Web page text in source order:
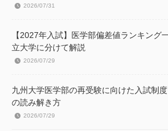
2026/07/31
【2027年入試】医学部偏差値ランキング
立大学に分けて解説
2026/07/29
九州大学医学部の再受験に向けた入試制
の読み解き方
2026/07/29